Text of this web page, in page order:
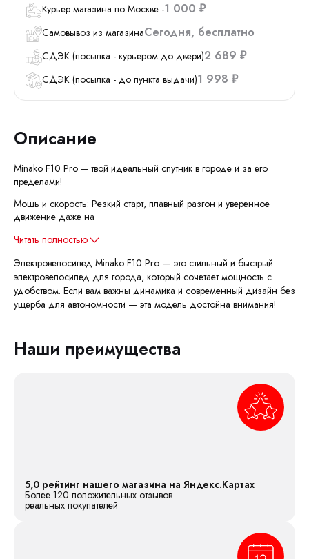
Курьер магазина по Москве -1 000 ₽
Самовывоз из магазинаСегодня Бесплатно
СДЭК (посылка - курьером до двери)2 689 ₽
СДЭК (посылка - до пункта выдачи)1 998 ₽
Описание
Minako F10 Pro – твой идеальный спутник в городе и за его
пределами!
Мощь и скорость: Резкий старт, плавный разгон и уверенное
движение даже на
Читать полностью
Электровелосипед Minako F10 Pro — это стильный и быстрый
электровелосипед для города, который сочетает мощность с
удобством. Если вам важны динамика и современный дизайн без
ущерба для автономности — эта модель достойна внимания!
Наши преимущества
5,0 рейтинг нашего магазина на Яндекс.Картах
Более 120 положительных отзывов
реальных покупателей